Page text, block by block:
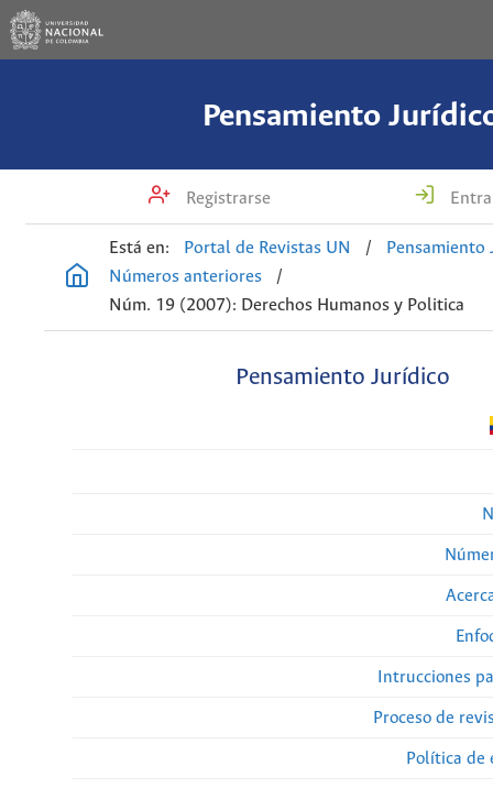
Pensamiento
Registrarse
Está en: Portal de Revistas UN /
Pensamiento
Números anteriores
/
Núm. 19 (2007): Derechos Humanos y Politica
Pensamiento Jurídico
Intrucciones
Proceso de
Política